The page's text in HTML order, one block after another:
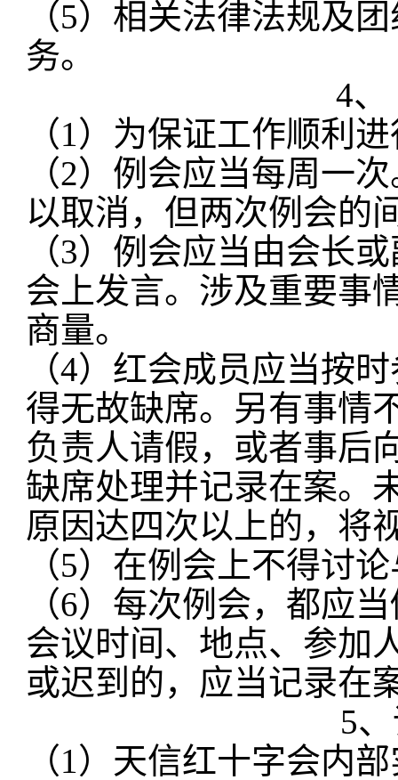
（5）相关法律法规及
务。
4、
（1）为保证工作顺利
（2）例会应当每周一
以取消，但两次例会的
（3）例会应当由会长
会上发言。涉及重要事
商量。
（4）红会成员应当按
得无故缺席。另有事情
负责人请假，或者事后
缺席处理并记录在案。
原因达四次以上的，将
（5）在例会上不得讨
（6）每次例会，都应
会议时间、地点、参加
或迟到的，应当记录在
5
（1）天信红十字会内